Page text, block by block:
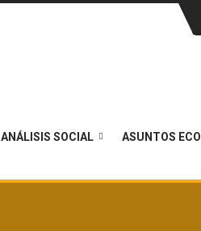
ANÁLISIS SOCIAL ASUNTOS